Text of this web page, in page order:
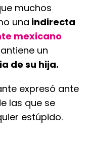
muchos
una indirecta
mexicano
un
de su hija.
expresó ante
las que se
estúpido.